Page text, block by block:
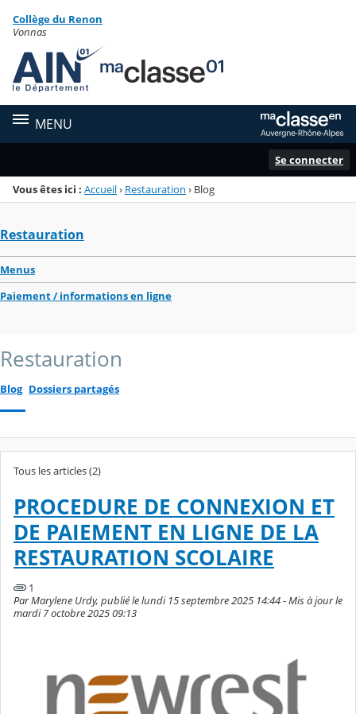
Menu de la rubrique
Contenu
Collège du Renon
Vonnas
MENU
Se connecter
Vous êtes ici : Accueil› Restauration › Blog
Restauration
Menus
Paiement / informations en ligne
Restauration
Blog Dossiers partagés
Tous les articles (2)
PROCEDURE DE CONNEXION ET
DE PAIEMENT EN LIGNE DE LA
RESTAURATION SCOLAIRE
1
Par Marylene Urdy, publié le lundi 15 septembre 2025 14:44 - Mis à jour le
mardi 7 octobre 2025 09:13